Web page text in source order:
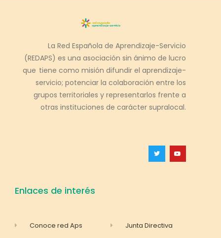
La Red Española de Aprendizaje-Servicio
(REDAPS) es una asociación sin ánimo de lucro
que tiene como misión difundir el aprendizaje-
servicio; potenciar la colaboración entre los
grupos territoriales y representarlos frente a
otras instituciones de carácter supralocal.
Enlaces de interés
Conoce red Aps Junta Directiva